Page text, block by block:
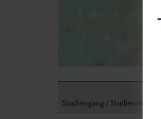
Studiengang / Studienrichtung